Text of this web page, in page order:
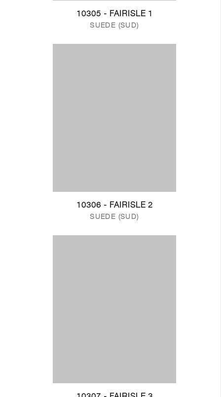
10305 - FAIRISLE 1
SUEDE (SUD)
10306 - FAIRISLE 2
SUEDE (SUD)